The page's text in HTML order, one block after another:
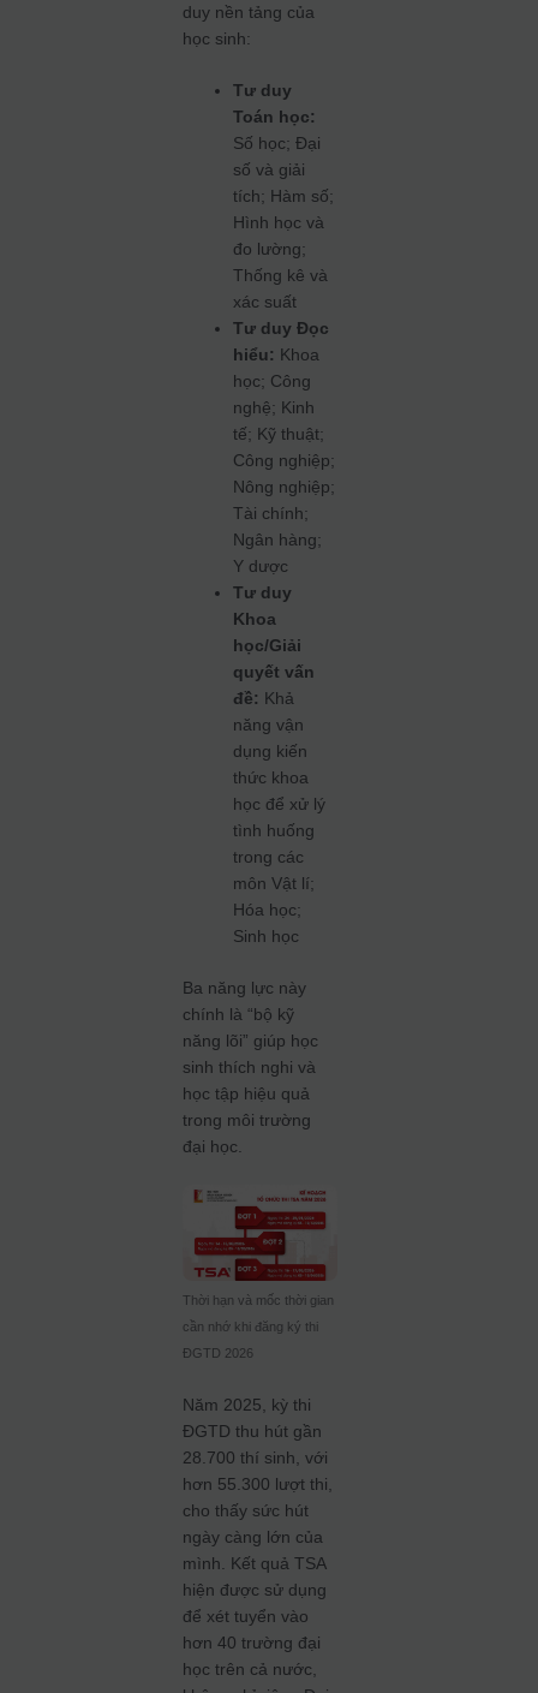
duy nền tảng của
học sinh:
Tư duy
Toán học:
Số học; Đại
số và giải
tích; Hàm số;
Hình học và
đo lường;
Thống kê và
xác suất
Tư duy Đọc
hiểu: Khoa
học; Công
nghệ; Kinh
tế; Kỹ thuật;
Công nghiệp;
Nông nghiệp;
Tài chính;
Ngân hàng;
Y dược
Tư duy
Khoa
học/Giải
quyết vấn
đề: Khả
năng vận
dụng kiến
thức khoa
học để xử lý
tình huống
trong các
môn Vật lí;
Hóa học;
Sinh học
Ba năng lực này
chính là “bộ kỹ
năng lõi” giúp học
sinh thích nghi và
học tập hiệu quả
trong môi trường
đại học.
Thời hạn và mốc thời gian
cần nhớ khi đăng ký thi
ĐGTD 2026
Năm 2025, kỳ thi
ĐGTD thu hút gần
28.700 thí sinh, với
hơn 55.300 lượt thi,
cho thấy sức hút
ngày càng lớn của
mình. Kết quả TSA
hiện được sử dụng
để xét tuyển vào
hơn 40 trường đại
học trên cả nước,